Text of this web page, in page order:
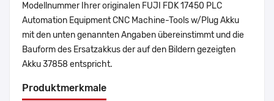
Modellnummer Ihrer originalen FUJI FDK 17450 PLC
Automation Equipment CNC Machine-Tools w/Plug Akku
mit den unten genannten Angaben übereinstimmt und die
Bauform des Ersatzakkus der auf den Bildern gezeigten
Akku 37858 entspricht.
Produktmerkmale